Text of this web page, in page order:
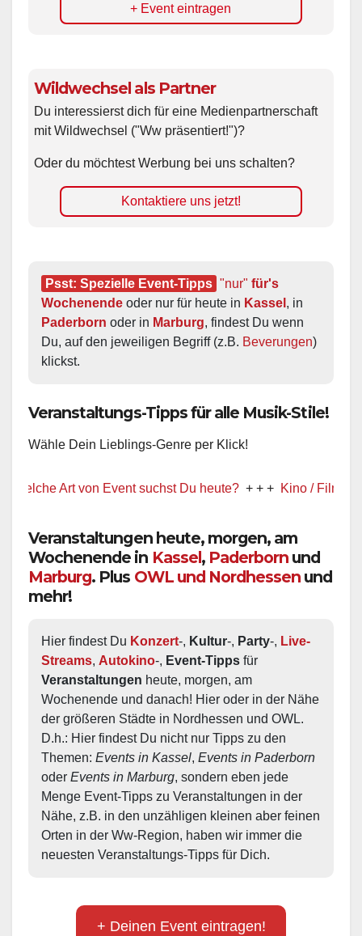
+ Event eintragen
Wildwechsel als Partner
Du interessierst dich für eine Medienpartnerschaft
mit Wildwechsel ("Ww präsentiert!")?
Oder du möchtest Werbung bei uns schalten?
Kontaktiere uns jetzt!
Psst: Spezielle Event-Tipps "nur" für's
Wochenende oder nur für heute in Kassel
Paderborn oder in Marburg, findest Du wenn
Du, auf den jeweiligen Begriff (z.B. Beverungen)
klickst.
Veranstaltungs-Tipps für alle Musik-Stile!
Wähle Dein Lieblings-Genre per Klick!
Art von Event suchst Du heute? + + + Kino / Film + + +
Veranstaltungen heute, morgen, am
Wochenende in Kassel, Paderborn und
Marburg. Plus OWL und Nordhessen und
mehr!
Hier findest Du Konzert-, Kultur-, Party-, Live-
Streams, Autokino-, Event-Tipps
Veranstaltungen heute, morgen, am
Wochenende und danach! Hier oder in der Nähe
der größeren Städte in Nordhessen und OWL.
D.h.: Hier findest Du nicht nur Tipps zu den
Themen: Events in Kassel, Events in Paderborn
oder Events in Marburg, sondern eben jede
Menge Event-Tipps zu Veranstaltungen in der
Nähe, z.B. in den unzähligen kleinen aber feinen
Orten in der Ww-Region, haben wir immer die
neuesten Veranstaltungs-Tipps für Dich.
+ Deinen Event eintragen!